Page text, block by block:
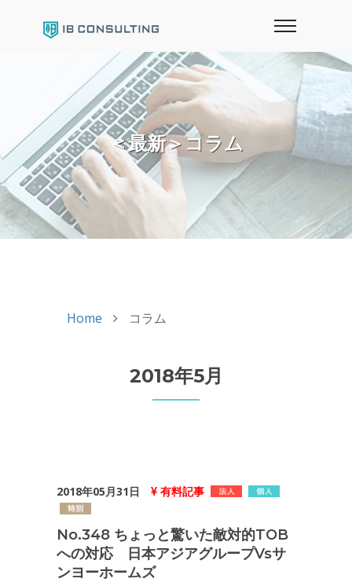
＜最新＞コラム
Home コラム
2018年5月
2018年05月31日 有料記事
No.348 ちょっと驚いた敵対的TOB
への対応 日本アジアグループvsサ
ンヨーホームズ